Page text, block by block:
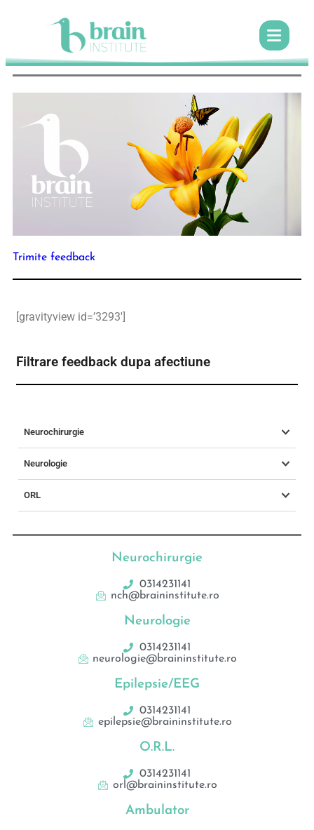
Trimite feedback
[gravityview id=’3293′]
Filtrare feedback dupa afectiune
Neurochirurgie
Neurologie
ORL
Neurochirurgie
0314231141
nch@braininstitute.ro
Neurologie
0314231141
neurologie@braininstitute.ro
Epilepsie/EEG
0314231141
epilepsie@braininstitute.ro
O.R.L.
0314231141
orl@braininstitute.ro
Ambulator